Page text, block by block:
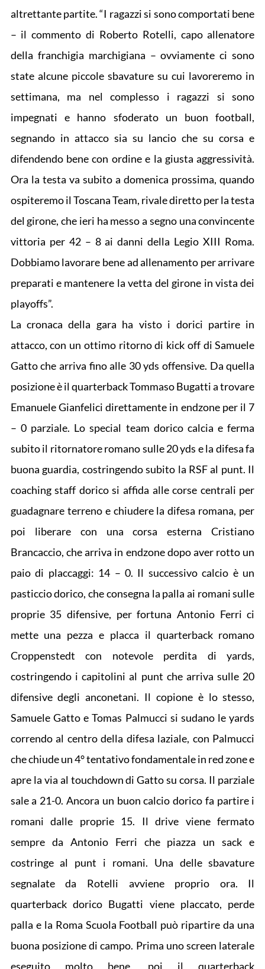
altrettante partite. “I ragazzi si sono comportati bene
– il commento di Roberto Rotelli, capo allenatore
della franchigia marchigiana – ovviamente ci sono
state alcune piccole sbavature su cui lavoreremo in
settimana, ma nel complesso i ragazzi si sono
impegnati e hanno sfoderato un buon football,
segnando in attacco sia su lancio che su corsa e
difendendo bene con ordine e la giusta aggressività.
Ora la testa va subito a domenica prossima, quando
ospiteremo il Toscana Team, rivale diretto per la testa
del girone, che ieri ha messo a segno una convincente
vittoria per 42 – 8 ai danni della Legio XIII Roma.
Dobbiamo lavorare bene ad allenamento per arrivare
preparati e mantenere la vetta del girone in vista dei
playoffs”.
La cronaca della gara ha visto i dorici partire in
attacco, con un ottimo ritorno di kick off di Samuele
Gatto che arriva fino alle 30 yds offensive. Da quella
posizione è il quarterback Tommaso Bugatti a trovare
Emanuele Gianfelici direttamente in endzone per il 7
– 0 parziale. Lo special team dorico calcia e ferma
subito il ritornatore romano sulle 20 yds e la difesa fa
buona guardia, costringendo subito la RSF al punt. Il
coaching staff dorico si affida alle corse centrali per
guadagnare terreno e chiudere la difesa romana, per
poi liberare con una corsa esterna Cristiano
Brancaccio, che arriva in endzone dopo aver rotto un
paio di placcaggi: 14 – 0. Il successivo calcio è un
pasticcio dorico, che consegna la palla ai romani sulle
proprie 35 difensive, per fortuna Antonio Ferri ci
mette una pezza e placca il quarterback romano
Croppenstedt con notevole perdita di yards,
costringendo i capitolini al punt che arriva sulle 20
difensive degli anconetani. Il copione è lo stesso,
Samuele Gatto e Tomas Palmucci si sudano le yards
correndo al centro della difesa laziale, con Palmucci
che chiude un 4° tentativo fondamentale in red zone e
apre la via al touchdown di Gatto su corsa. Il parziale
sale a 21-0. Ancora un buon calcio dorico fa partire i
romani dalle proprie 15. Il drive viene fermato
sempre da Antonio Ferri che piazza un sack e
costringe al punt i romani. Una delle sbavature
segnalate da Rotelli avviene proprio ora. Il
quarterback dorico Bugatti viene placcato, perde
palla e la Roma Scuola Football può ripartire da una
buona posizione di campo. Prima uno screen laterale
eseguito molto bene, poi il quarterback